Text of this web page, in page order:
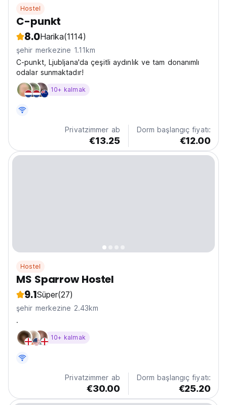
Hostel
C-punkt
8.0Harika(1114)
şehir merkezine 1.11km
C-punkt, Ljubljana'da çeşitli aydınlık ve tam donanımlı
odalar sunmaktadır!
10+ kalmak
Privatzimmer ab
€13.25
Dorm başlangıç fiyatı:
€12.00
Hostel
MS Sparrow Hostel
9.1Süper(27)
şehir merkezine 2.43km
.
10+ kalmak
Privatzimmer ab
€30.00
Dorm başlangıç fiyatı:
€25.20